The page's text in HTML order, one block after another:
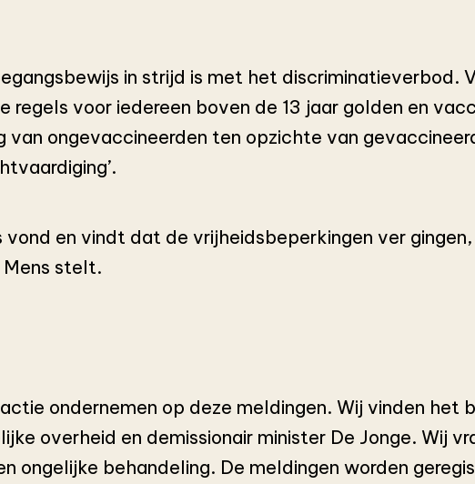
in strijd is met het discriminatieverbod.
regels voor iedereen boven de 13 jaar golden en
van ongevaccineerden ten opzichte van
en vindt dat de vrijheidsbeperkingen ver
Mens stelt.
ondernemen op deze meldingen. Wij vinden het
overheid en demissionair minister De Jonge. Wij
ongelijke behandeling. De meldingen worden